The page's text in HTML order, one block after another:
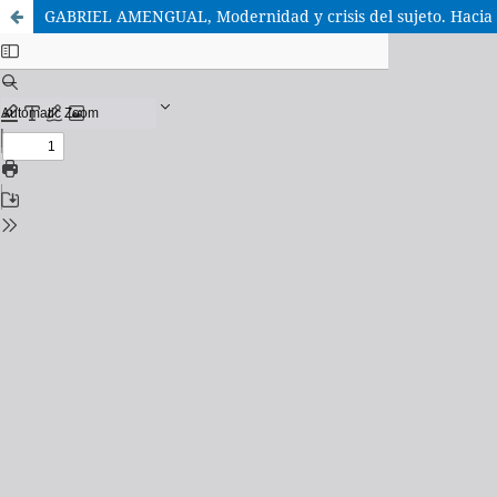
GABRIEL AMENGUAL, Modernidad y crisis del sujeto.